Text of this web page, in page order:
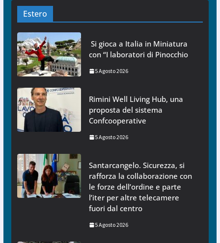
Estero
Si gioca a Italia in Miniatura
con “I laboratori di Pinocchio
5 Agosto 2026
Rimini Well Living Hub, una
proposta del sistema
Confcooperative
5 Agosto 2026
Santarcangelo. Sicurezza, si
rafforza la collaborazione con
le forze dell’ordine e parte
l’iter per altre telecamere
fuori dal centro
5 Agosto 2026